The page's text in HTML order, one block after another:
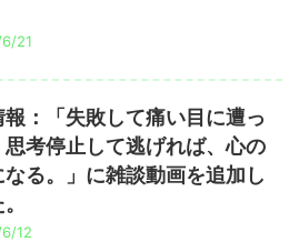
21
報：「失敗して痛い目に遭っ
思考停止して逃げれば、心の
なる。」に雑談動画を追加し
12